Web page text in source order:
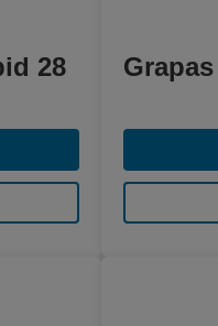
28